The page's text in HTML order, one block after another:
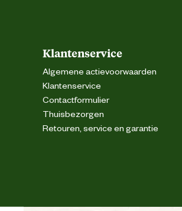
Klantenservice
Algemene actievoorwaarden
Klantenservice
Contactformulier
Thuisbezorgen
Retouren, service en garantie